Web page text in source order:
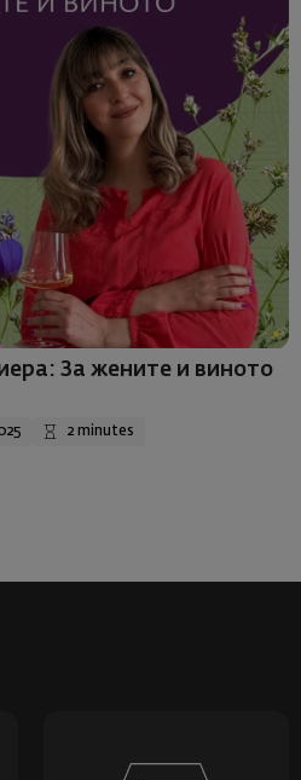
За жените и виното
2 minutes